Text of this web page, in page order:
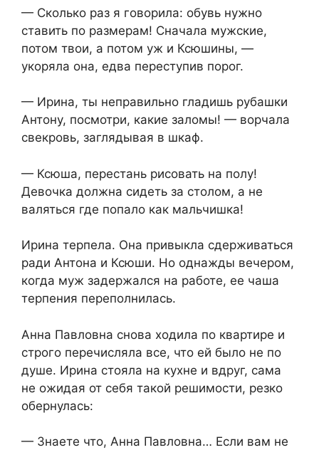
— Сколько раз я говорила: обувь нужно
ставить по размерам! Сначала мужские,
потом твои, а потом уж и Ксюшины, —
укоряла она, едва переступив порог.
— Ирина, ты неправильно гладишь рубашки
Антону, посмотри, какие заломы! — ворчала
свекровь, заглядывая в шкаф.
— Ксюша, перестань рисовать на полу!
Девочка должна сидеть за столом, а не
валяться где попало как мальчишка!
Ирина терпела. Она привыкла сдерживаться
ради Антона и Ксюши. Но однажды вечером,
когда муж задержался на работе, ее чаша
терпения переполнилась.
Анна Павловна снова ходила по квартире и
строго перечисляла все, что ей было не по
душе. Ирина стояла на кухне и вдруг, сама
не ожидая от себя такой решимости, резко
обернулась:
— Знаете что, Анна Павловна… Если вам не